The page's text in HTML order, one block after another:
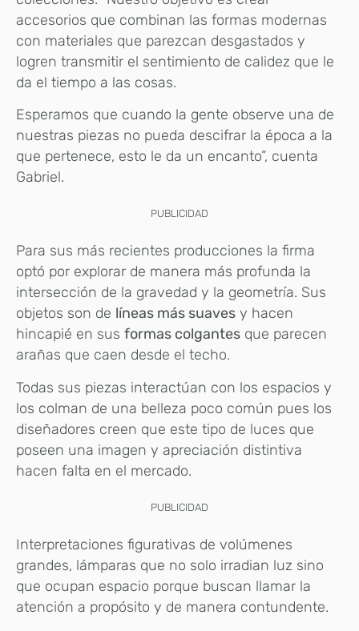
accesorios que combinan las formas modernas
con materiales que parezcan desgastados y
logren transmitir el sentimiento de calidez que le
da el tiempo a las cosas.
Esperamos que cuando la gente observe una de
nuestras piezas no pueda descifrar la época a la
que pertenece, esto le da un encanto”, cuenta
Gabriel.
PUBLICIDAD
Para sus más recientes producciones la firma
optó por explorar de manera más profunda la
intersección de la gravedad y la geometría. Sus
objetos son de líneas más suaves y hacen
hincapié en sus formas colgantes que parecen
arañas que caen desde el techo.
Todas sus piezas interactúan con los espacios y
los colman de una belleza poco común pues los
diseñadores creen que este tipo de luces que
poseen una imagen y apreciación distintiva
hacen falta en el mercado.
PUBLICIDAD
Interpretaciones figurativas de volúmenes
grandes, lámparas que no solo irradian luz sino
que ocupan espacio porque buscan llamar la
atención a propósito y de manera contundente.